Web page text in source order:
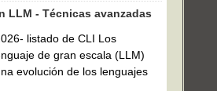
LLM - Técnicas avanzadas
listado de CLI Los
de gran escala (LLM)
evolución de los lenguajes